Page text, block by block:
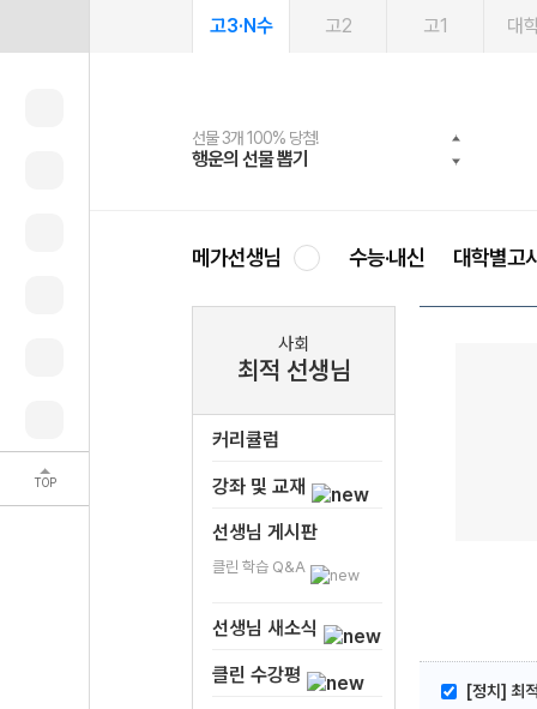
TOP
고3·N수 고2 고1 대
선물 3개 100% 당첨!
행운의 선물 뽑기
선물 100% 증정!
메가스터디 X 올리브
여름방학 스터디 캐시백
메가런 썸머스쿨
2027 러셀 단과
강사 공개선발
스마트러닝앱
설문 EVENT
메가패스
3일 무료 체험권
메가패스 수강생 무료혜택!
메가클럽 멤버십
사회공헌 캠페인
희망이룸 메가나눔
메가선생님 수능·내신 대학별고
사회
최적 선생님
커리큘럼
강좌 및 교재
선생님 게시판
클린 학습 Q&A
선생님 새소식
클린 수강평
[정치] 최